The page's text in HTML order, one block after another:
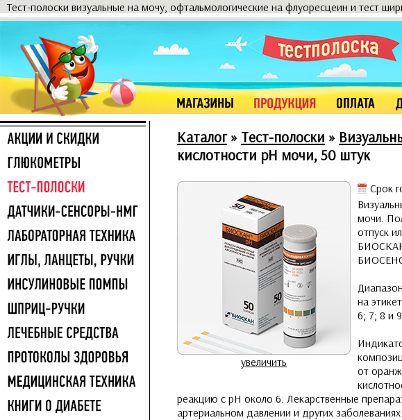
Тест-полоски визуальные на мочу, офтальмологические на флуоресцеин и тест
Каталог» Тест-полоски »
кислотности pH мочи, 50 штук
увеличить
Срок
мочи.
отпуск
БИОСКАН
на
6; 7; 8 и
от
реакцию с рН около 6. Лекарственные
артериальном давлении и других